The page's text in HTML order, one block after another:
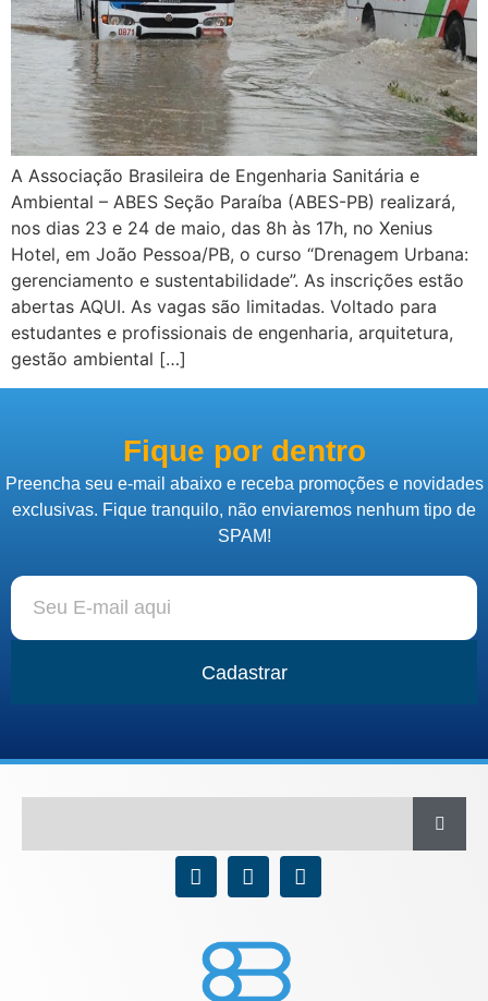
A Associação Brasileira de Engenharia Sanitária e
Ambiental – ABES Seção Paraíba (ABES-PB) realizará,
nos dias 23 e 24 de maio, das 8h às 17h, no Xenius
Hotel, em João Pessoa/PB, o curso “Drenagem Urbana:
gerenciamento e sustentabilidade”. As inscrições estão
abertas AQUI. As vagas são limitadas. Voltado para
estudantes e profissionais de engenharia, arquitetura,
gestão ambiental […]
Fique por dentro
Preencha seu e-mail abaixo e receba promoções e novidades
exclusivas. Fique tranquilo, não enviaremos nenhum tipo de
SPAM!
Cadastrar